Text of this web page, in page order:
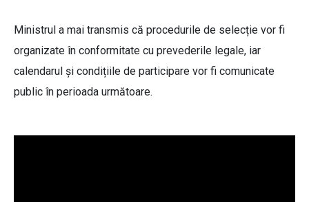
Ministrul a mai transmis că procedurile de selecție vor fi
organizate în conformitate cu prevederile legale, iar
calendarul și condițiile de participare vor fi comunicate
public în perioada următoare.